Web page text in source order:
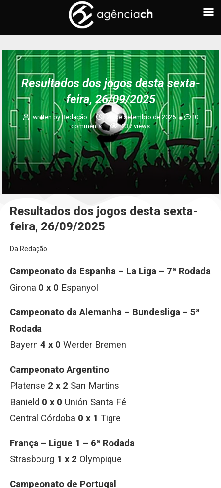
Resultados dos jogos desta sexta-
feira, 26/09/2025
written byRedação 26 de setembro de 2025
0
comments
237 views
Resultados dos jogos desta sexta-
feira, 26/09/2025
Da Redação
Campeonato da Espanha – La Liga – 7ª Rodada
Girona 0 x 0 Espanyol
Campeonato da Alemanha – Bundesliga – 5ª
Rodada
Bayern 4 x 0 Werder Bremen
Campeonato Argentino
Platense 2 x 2 San Martins
Banield 0 x 0 Unión Santa Fé
Central Córdoba 0 x 1 Tigre
França – Ligue 1 – 6ª Rodada
Strasbourg 1 x 2 Olympique
Campeonato de Portugal